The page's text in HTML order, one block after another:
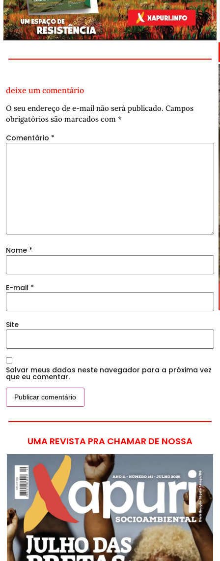
deixe um comentário
O seu endereço de e-mail não será publicado. Campos
obrigatórios são marcados com *
Comentário *
Nome *
E-mail *
Site
Salvar meus dados neste navegador para a próxima vez
que eu comentar.
UMA REVISTA PRA CHAMAR DE NOSSA